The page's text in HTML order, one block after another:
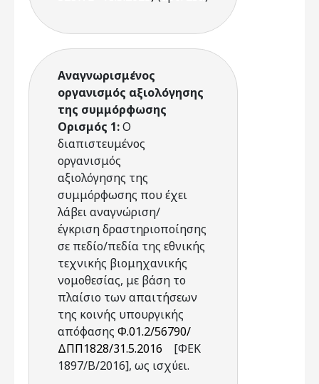
Αναγνωρισμένος
οργανισμός αξιολόγησης
της συμμόρφωσης
Ορισμός 1:Ο
διαπιστευμένος
οργανισμός
αξιολόγησης της
συμμόρφωσης που έχει
λάβει αναγνώριση/
έγκριση δραστηριοποίησης
σε πεδίο/πεδία της εθνικής
τεχνικής βιομηχανικής
νομοθεσίας, με βάση το
πλαίσιο των απαιτήσεων
της κοινής υπουργικής
απόφασης Φ.01.2/56790/
ΔΠΠ1828/31.5.2016 [ΦΕΚ
1897/Β/2016], ως ισχύει.